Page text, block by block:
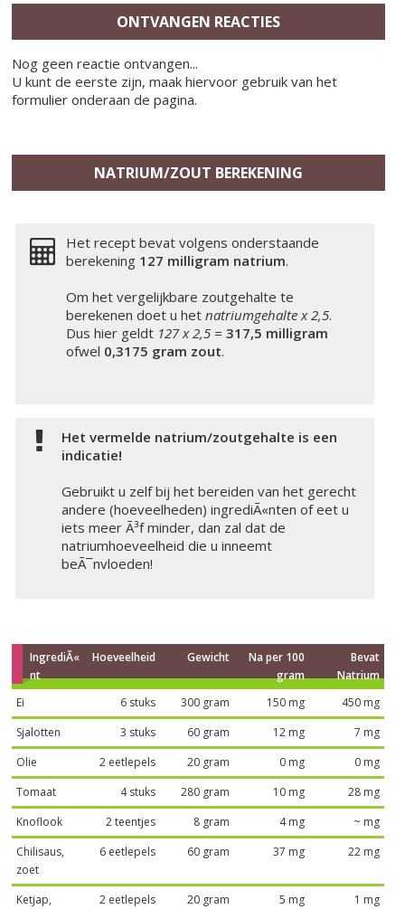
ONTVANGEN REACTIES
Nog geen reactie ontvangen...
U kunt de eerste zijn, maak hiervoor gebruik van het
formulier onderaan de pagina.
NATRIUM/ZOUT BEREKENING
Het recept bevat volgens onderstaande
berekening 127 milligram natrium.
Om het vergelijkbare zoutgehalte te
berekenen doet u hetnatriumgehalte x 2,5.
Dus hier geldt 127 x 2,5 = 317,5 milligram
ofwel 0,3175 gram zout.
Het vermelde natrium/zoutgehalte is een
indicatie!
Gebruikt u zelf bij het bereiden van het gerecht
andere (hoeveelheden) ingrediÃ«nten of eet u
iets meer Ã³f minder, dan zal dat de
natriumhoeveelheid die u inneemt
beÃ¯nvloeden!
IngrediÃ«
nt
Hoeveelheid Gewicht
Na per 100
gram
Bevat
Natrium
Ei
6 stuks 300 gram 150 mg
450 mg
Sjalotten
3 stuks 60 gram 12 mg
7 mg
Olie
2 eetlepels 20 gram 0 mg
0 mg
Tomaat
4 stuks 280 gram 10 mg
28 mg
Knoflook
2 teentjes 8 gram 4 mg
~ mg
Chilisaus,
zoet
6 eetlepels 60 gram 37 mg 22 mg
Ketjap,
2 eetlepels 20 gram 5 mg 1 mg